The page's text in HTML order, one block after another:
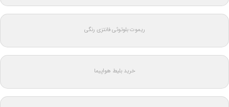
ریموت بلوتوثی فانتزی رنگی
خرید بلیط هواپیما